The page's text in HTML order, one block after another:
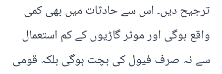
ترجیح دیں۔ اس سے حادثات میں بھی کمی
واقع ہوگی اور موٹر گاڑیوں کے کم استعمال
سے نہ صرف فیول کی بچت ہوگی بلکہ قومی